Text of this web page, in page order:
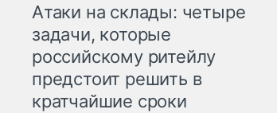
Атаки на склады: четыре
задачи, которые
российскому ритейлу
предстоит решить в
кратчайшие сроки